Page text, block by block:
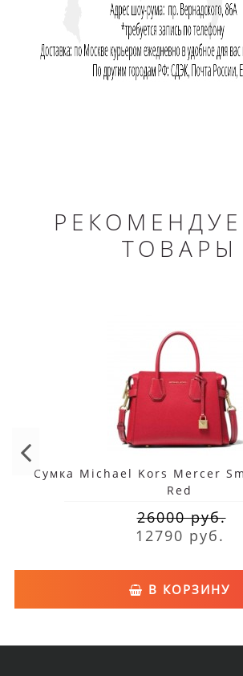
ТОВАРЫ
Сумка Michael Kors Mercer
Red
26000 руб.
12790 руб.
В КОРЗИНУ